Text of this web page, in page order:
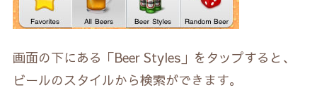
画面の下にある「Beer Styles」をタップすると、
ビールのスタイルから検索ができます。